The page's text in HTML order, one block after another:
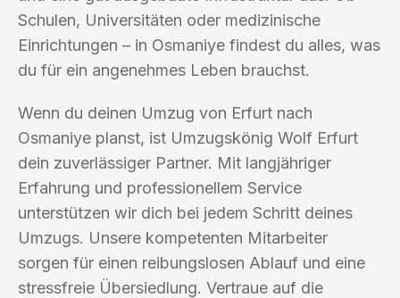
Schulen, Universitäten oder medizinische
Einrichtungen – in Osmaniye findest du alles, was
du für ein angenehmes Leben brauchst.
Wenn du deinen Umzug von Erfurt nach
Osmaniye planst, ist Umzugskönig Wolf Erfurt
dein zuverlässiger Partner. Mit langjähriger
Erfahrung und professionellem Service
unterstützen wir dich bei jedem Schritt deines
Umzugs. Unsere kompetenten Mitarbeiter
sorgen für einen reibungslosen Ablauf und eine
stressfreie Übersiedlung. Vertraue auf die